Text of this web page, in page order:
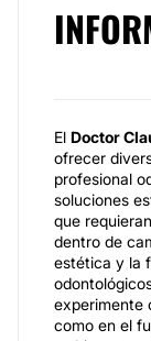
El Doctor
ofrecer
profesional
soluciones
que
dentro de
estética y la
experimente
como en el